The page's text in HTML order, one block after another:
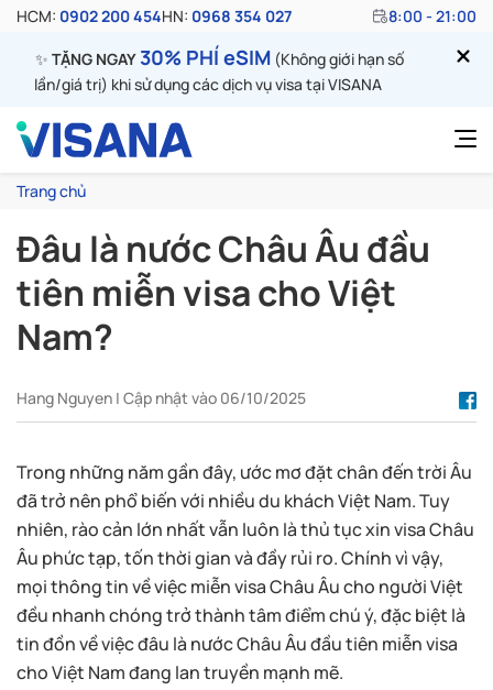
HCM: 0902 200 454HN: 0968 354 027 8:00 - 21:00
✨ TẶNG NGAY30% PHÍ eSIM (Không giới hạn số
lần/giá trị) khi sử dụng các dịch vụ visa tại VISANA
Trang chủ
Đâu là nước Châu Âu đầu
tiên miễn visa cho Việt
Nam?
Hang Nguyen | Cập nhật vào 06/10/2025
Trong những năm gần đây, ước mơ đặt chân đến trời Âu
đã trở nên phổ biến với nhiều du khách Việt Nam. Tuy
nhiên, rào cản lớn nhất vẫn luôn là thủ tục xin visa Châu
Âu phức tạp, tốn thời gian và đầy rủi ro. Chính vì vậy,
mọi thông tin về việc miễn visa Châu Âu cho người Việt
đều nhanh chóng trở thành tâm điểm chú ý, đặc biệt là
tin đồn về việc đâu là nước Châu Âu đầu tiên miễn visa
cho Việt Nam đang lan truyền mạnh mẽ.